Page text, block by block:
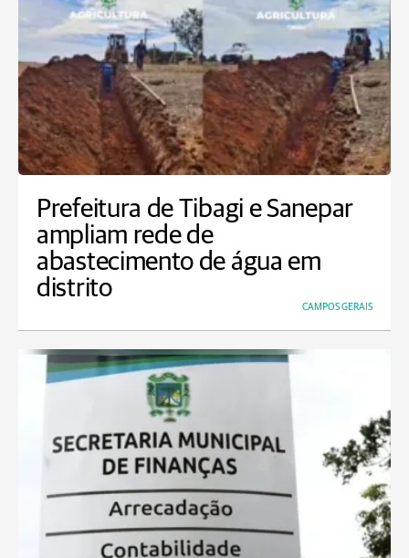
Prefeitura de Tibagi e Sanepar
ampliam rede de
abastecimento de água em
distrito
CAMPOS GERAIS